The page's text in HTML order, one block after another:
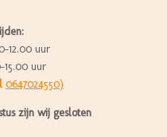
12.00 uur
15.00 uur
0647024550)
zijn wij gesloten